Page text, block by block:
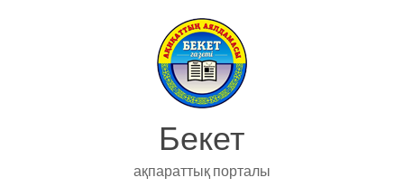
Бекет
ақпараттық порталы